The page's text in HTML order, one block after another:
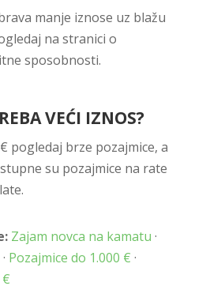
manje iznose uz blažu
na stranici o
sposobnosti.
VEĆI IZNOS?
pogledaj brze pozajmice, a
su pozajmice na rate
Zajam novca na kamatu ·
· Pozajmice do 1.000 € ·